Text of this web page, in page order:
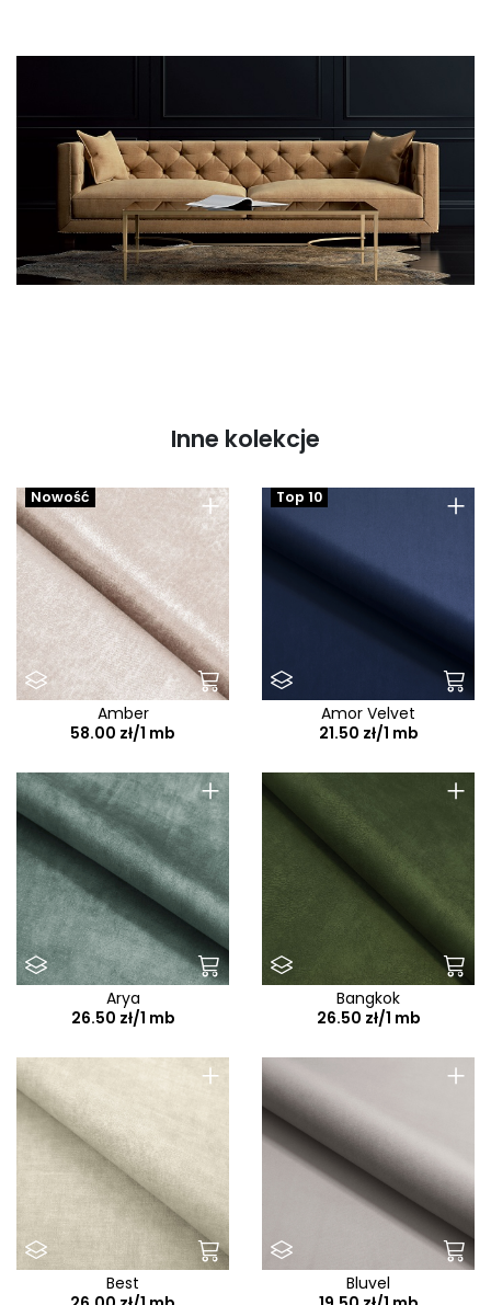
Inne kolekcje
+
Nowość
Amber
58.00 zł/1 mb
+
Top 10
Amor Velvet
21.50 zł/1 mb
+
Arya
26.50 zł/1 mb
+
Bangkok
26.50 zł/1 mb
+
Best
+
Bluvel